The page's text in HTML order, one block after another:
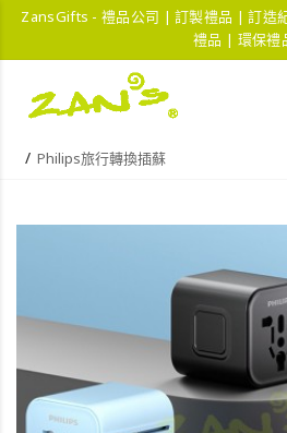
ZansGifts - 禮品公司 | 訂製禮品 | 訂造
禮品 | 環保禮
Philips旅行轉換插蘇